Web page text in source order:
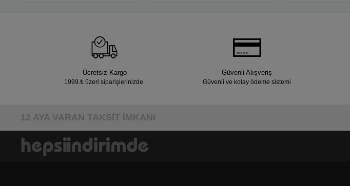
Ücretsiz Kargo
1999.₺ üzeri siparişlerinizde.
Güvenli Alışveriş
Güvenli ve kolay ödeme sistemi
12 AYA VARAN TAKSİT İMKANI